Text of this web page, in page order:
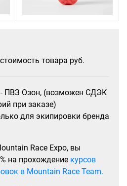
товара руб.
ПВЗ Озон, (возможен СДЭК
при заказе)
для экипировки бренда
Race Expo, вы
на прохождение курсов
в Mountain Race Team.